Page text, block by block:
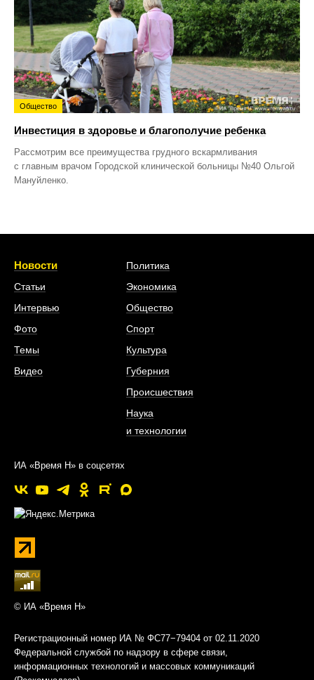
Общество
Инвестиция в здоровье и благополучие ребенка
Рассмотрим все преимущества грудного вскармливания
с главным врачом Городской клинической больницы №40 Ольгой
Мануйленко.
Новости
Статьи
Интервью
Фото
Темы
Видео
Политика
Экономика
Общество
Спорт
Культура
Губерния
Происшествия
Наука
и технологии
ИА «Время Н» в соцсетях
© ИА «Время Н»
Регистрационный номер ИА № ФС77−79404 от 02.11.2020
Федеральной службой по надзору в сфере связи,
информационных технологий и массовых коммуникаций